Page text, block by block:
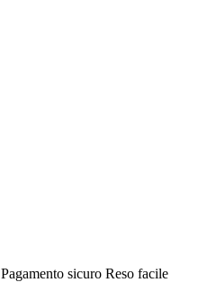
Pagamento sicuro Reso facile